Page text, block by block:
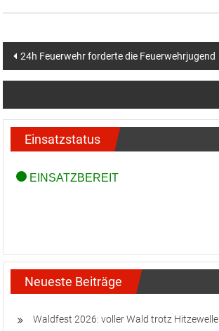
Beitragsnavigation
24h Feuerwehr forderte die Feuerwehrjugend
Einsatzstatus
Neueste Beiträge
Waldfest 2026: voller Wald trotz Hitzewelle